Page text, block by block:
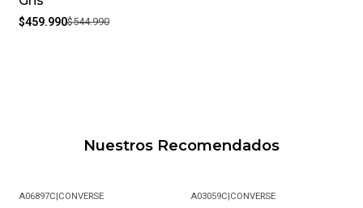
$459.990$544.990
Nuestros Recomendados
A06897C|CONVERSE A03059C|CONVERSE